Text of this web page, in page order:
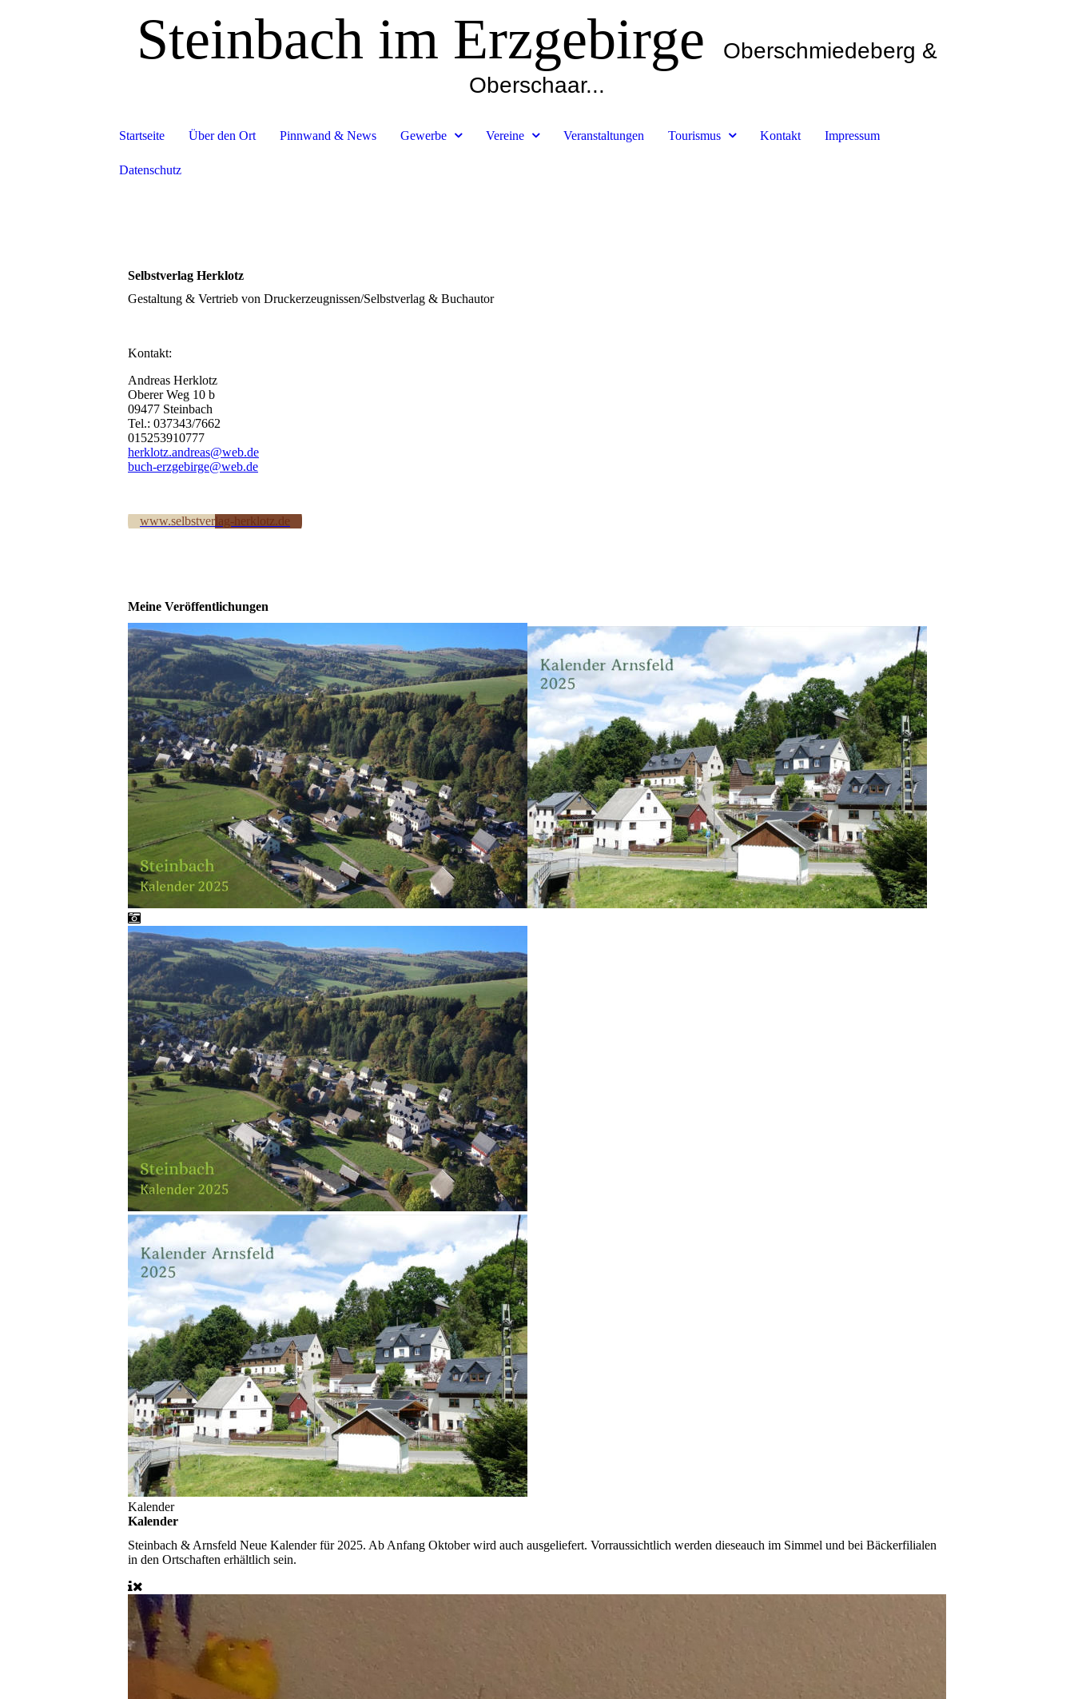
Steinbach im Erzgebirge
Oberschmiedeberg &
Oberschaar...
Startseite Über den Ort Pinnwand & News Gewerbe Vereine Veranstaltungen Tourismus Kontakt Impressum
Datenschutz
Selbstverlag Herklotz
Gestaltung & Vertrieb von Druckerzeugnissen/Selbstverlag & Buchautor
Kontakt:
Andreas Herklotz
Oberer Weg 10 b
09477 Steinbach
Tel.: 037343/7662
015253910777
herklotz.andreas@web.de
buch-erzgebirge@web.de
www.selbstverlag-herklotz.de
Meine Veröffentlichungen
Kalender
Kalender
Steinbach & Arnsfeld Neue Kalender für 2025. Ab Anfang Oktober wird auch ausgeliefert. Vorraussichtlich werden dieseauch im Simmel und bei Bäckerfilialen
in den Ortschaften erhältlich sein.